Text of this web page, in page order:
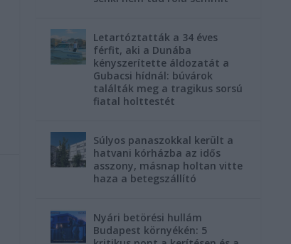
Letartóztatták a 34 éves
férfit, aki a Dunába
kényszerítette áldozatát a
Gubacsi hídnál: búvárok
találták meg a tragikus sorsú
fiatal holttestét
Súlyos panaszokkal került a
hatvani kórházba az idős
asszony, másnap holtan vitte
haza a betegszállító
Nyári betörési hullám
Budapest környékén: 5